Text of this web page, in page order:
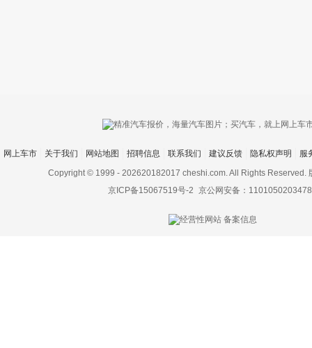
上传图片最多
网上车市 关于我们 网站地图 招聘信息 联系我们 建议反馈 隐私权声明
服
Copyright © 1999 - 202620182017 cheshi.com. All Rights Reserved.
京ICP备15067519号-2 京公网安备：